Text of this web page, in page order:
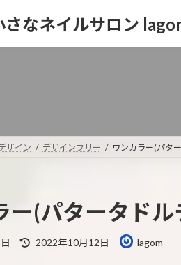
なネイルサロン
ザイン デザインフリー ワンカラー(パタ
ー(パタータドル
最
2022年10月12日 lagom